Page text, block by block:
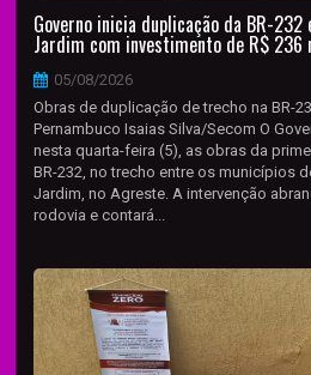
Governo inicia duplicação da BR-232
Jardim com investimento de R$ 236
05/08/2026
Obras de duplicação de trecho na BR-
Pernambuco Isaias Silva/Secom O
nesta quarta-feira (5), as obras da
BR-232, no trecho entre os municípios
Jardim, no Agreste. A intervenção
rodovia e contará...